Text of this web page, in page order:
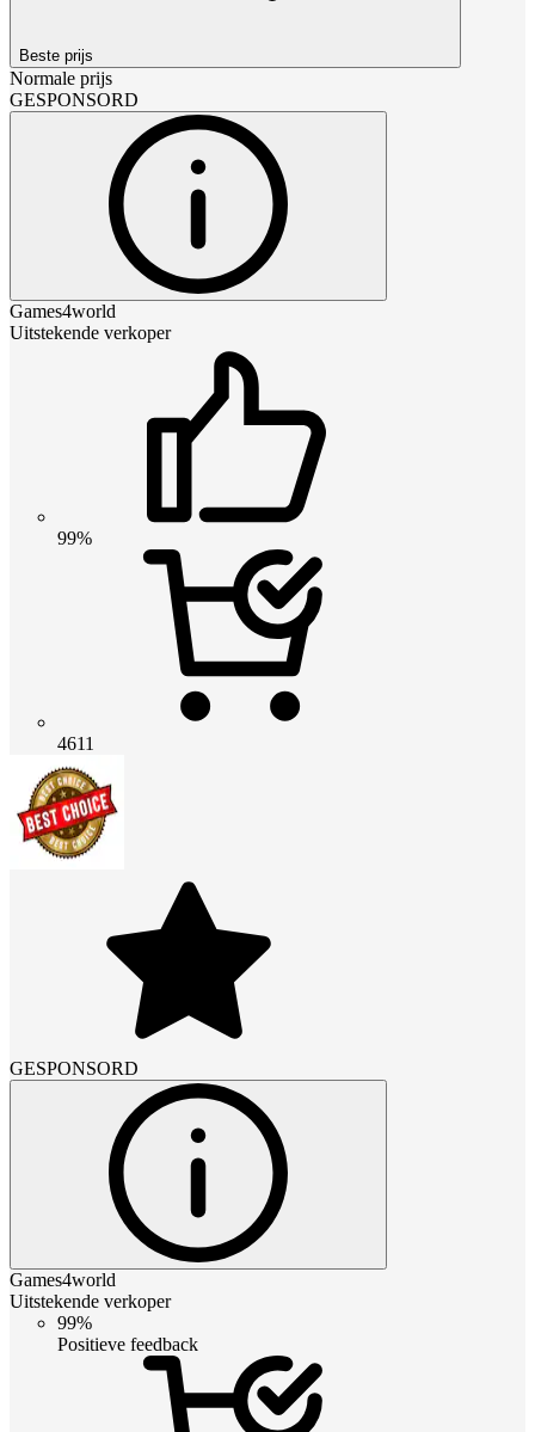
Beste prijs
Normale prijs
GESPONSORD
Games4world
Uitstekende verkoper
99%
4611
GESPONSORD
Games4world
Uitstekende verkoper
99%
Positieve feedback